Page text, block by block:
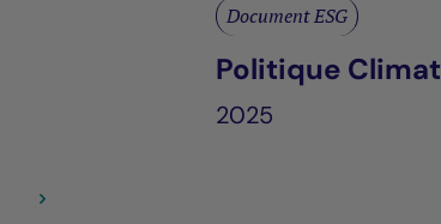
Document ESG
Politique Climat
2025